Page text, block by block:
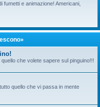
fumetti e animazione! Americani,
che volete sapere sul pinguino!!!
quello che vi passa in mente